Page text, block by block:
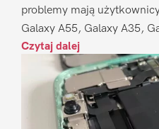
problemy mają
Galaxy A55, Galaxy A35,
Czytaj dalej